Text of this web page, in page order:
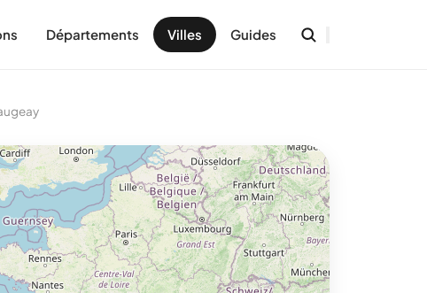
Départements Villes Guides